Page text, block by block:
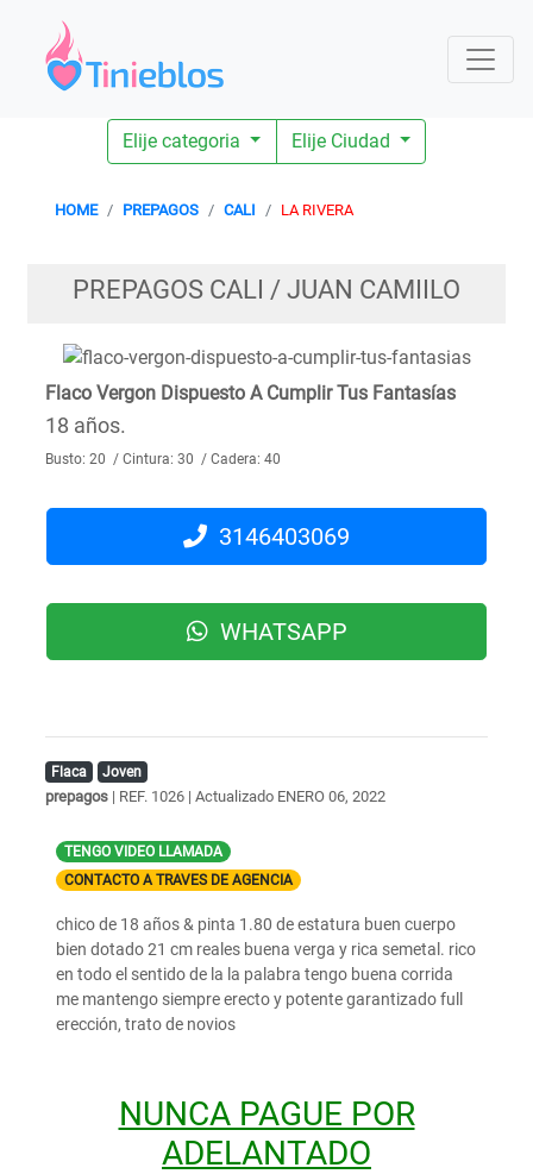
Elije categoria Elije Ciudad
HOME PREPAGOS CALI LA RIVERA
PREPAGOS CALI / JUAN CAMIILO
Flaco Vergon Dispuesto A Cumplir Tus Fantasías
18 años.
Busto: 20 / Cintura: 30 / Cadera: 40
3146403069
WHATSAPP
Flaca Joven
prepagos | REF. 1026 | Actualizado ENERO 06, 2022
TENGO VIDEO LLAMADA
CONTACTO A TRAVES DE AGENCIA
chico de 18 años & pinta 1.80 de estatura buen cuerpo
bien dotado 21 cm reales buena verga y rica semetal. rico
en todo el sentido de la la palabra tengo buena corrida
me mantengo siempre erecto y potente garantizado full
erección, trato de novios
NUNCA PAGUE POR
ADELANTADO